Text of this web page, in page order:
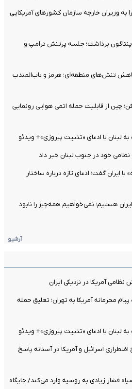
را به وزیران خارجه سازمان کشورهای آمریکایی
پنتاگون برداشت؛ جلسه پرتنش ترامپ و
تنش‌های منطقه‌ای؛ هرمز و باب‌المندب
چین از قابلیت حمله اتمی هوایی رونمایی
لبنان با ادعای «تثبیت پیروزی»+ ویدئو
خود در جنوب لبنان خبر داد
ایران گفت؛ ادعای تازه درباره ساختار
هستیم؛ نمی‌خواهیم همه‌چیز را نابود
آرشیو
نظامی آمریکا در نزدیکی ایران
پیام محرمانه آمریکا به تهران؛ تعلیق حمله
لبنان با ادعای «تثبیت پیروزی»+ ویدئو
اسرائیل و آمریکا در آستانه پاسخ
فشار زیادی به روسیه وارد می‌کند/ جایگاه